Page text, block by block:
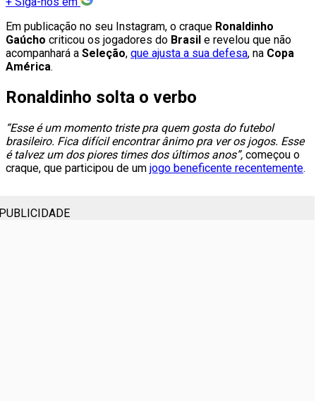
Em publicação no seu Instagram, o craque Ronaldinho
Gaúcho criticou os jogadores do Brasil e revelou que não
acompanhará a Seleção, que ajusta a sua defesa, na Copa
América.
Ronaldinho solta o verbo
“Esse é um momento triste pra quem gosta do futebol
brasileiro. Fica difícil encontrar ânimo pra ver os jogos. Esse
é talvez um dos piores times dos últimos anos”, começou o
craque, que participou de um jogo beneficente recentemente.